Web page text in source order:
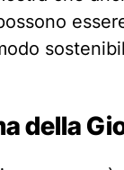
della